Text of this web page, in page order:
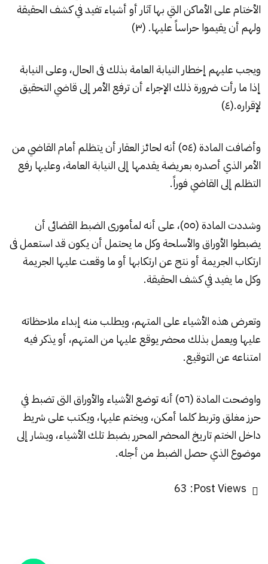
الأختام على الأماكن التي بها آثار أو أشياء تفيد في كشف الحقيقة
ولهم أن يقيموا حراساً عليها. (٣)
ويجب عليهم إخطار النيابة العامة بذلك فى الحال، وعلى النيابة
إذا ما رأت ضرورة ذلك الإجراء أن ترفع الأمر إلى قاضي التحقيق
لإقراره.(٤)
وأضافت المادة (٥٤) أنه لحائز العقار أن يتظلم أمام القاضي من
الأمر الذي أصدره بعريضة يقدمها إلى النيابة العامة، وعليها رفع
التظلم إلى القاضي فوراً.
وشددت المادة (٥٥)، على أنه لمأمورى الضبط القضائى أن
يضبطوا الأوراق والأسلحة وكل ما يحتمل أن يكون قد استعمل فى
ارتكاب الجريمة أو نتج عن ارتكابها أو ما وقعت عليها الجريمة
وكل ما يفيد في كشف الحقيقة.
وتعرض هذه الأشياء على المتهم، ويطلب منه إبداء ملاحظاته
عليها ويعمل بذلك محضر يوقع عليها من المتهم، أو يذكر فيه
امتناعه عن التوقيع.
واوضحت المادة (٥٦) أنه توضع الأشياء والأوراق التى تضبط في
حرز مغلق وتربط كلما أمكن، ويختم عليها، ويكتب على شريط
داخل الختم تاريخ المحضر المحرر بضبط تلك الأشياء، ويشار إلى
موضوع الذي حصل الضبط من أجله.
Post Views:
63